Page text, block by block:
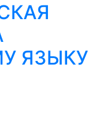
ЯЗЫКУ